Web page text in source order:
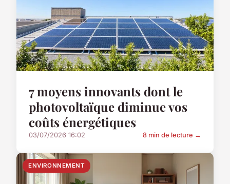
7 moyens innovants dont le
photovoltaïque diminue vos
coûts énergétiques
03/07/2026 16:02 8 min de lecture →
ENVIRONNEMENT